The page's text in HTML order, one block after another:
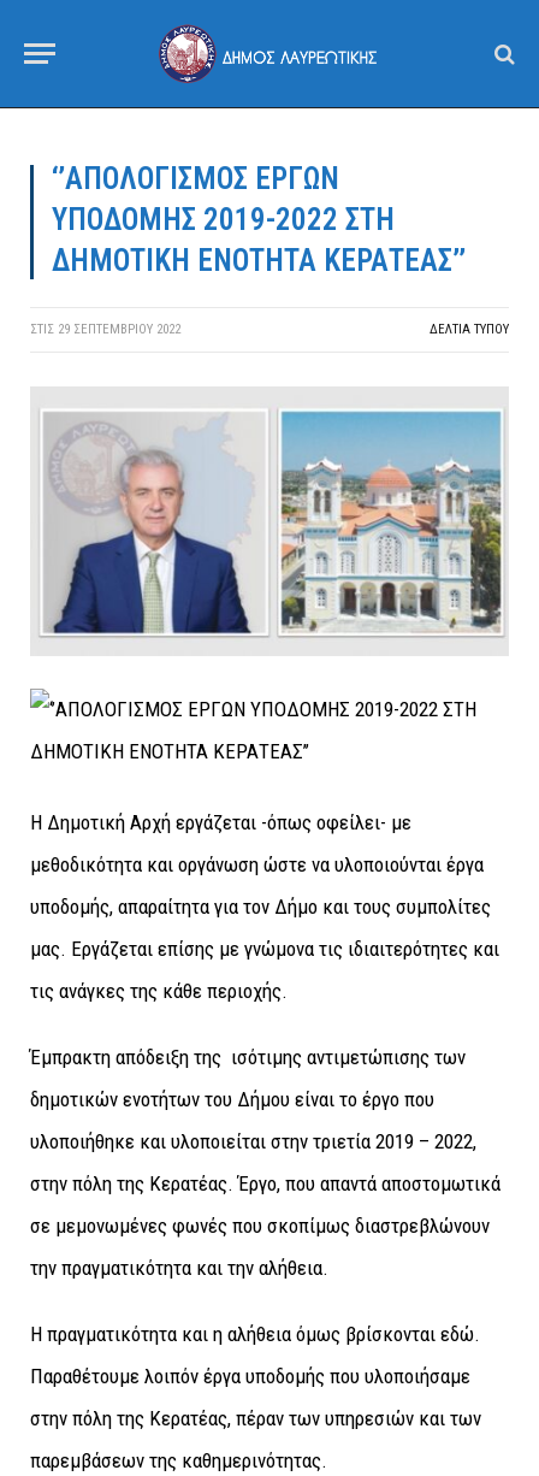
‘’ΑΠΟΛΟΓΙΣΜΟΣ ΕΡΓΩΝ
ΥΠΟΔΟΜΗΣ 2019-2022 ΣΤΗ
ΔΗΜΟΤΙΚΗ ΕΝΟΤΗΤΑ ΚΕΡΑΤΕΑΣ’’
ΣΤΙΣ 29 ΣΕΠΤΕΜΒΡΊΟΥ 2022 ΔΕΛΤΙΑ ΤΥΠΟΥ
Η Δημοτική Αρχή εργάζεται -όπως οφείλει- με
μεθοδικότητα και οργάνωση ώστε να υλοποιούνται έργα
υποδομής, απαραίτητα για τον Δήμο και τους συμπολίτες
μας. Εργάζεται επίσης με γνώμονα τις ιδιαιτερότητες και
τις ανάγκες της κάθε περιοχής.
Έμπρακτη απόδειξη της ισότιμης αντιμετώπισης των
δημοτικών ενοτήτων του Δήμου είναι το έργο που
υλοποιήθηκε και υλοποιείται στην τριετία 2019 – 2022,
στην πόλη της Κερατέας. Έργο, που απαντά αποστομωτικά
σε μεμονωμένες φωνές που σκοπίμως διαστρεβλώνουν
την πραγματικότητα και την αλήθεια.
Η πραγματικότητα και η αλήθεια όμως βρίσκονται εδώ.
Παραθέτουμε λοιπόν έργα υποδομής που υλοποιήσαμε
στην πόλη της Κερατέας, πέραν των υπηρεσιών και των
παρεμβάσεων της καθημερινότητας.